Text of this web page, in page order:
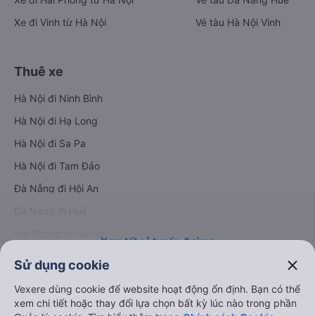
Xe đi Vinh từ Hà Nội
Vé tàu Hà Nội Vinh
Thuê xe
Hà Nội đi Ninh Bình
Hà Nội đi Hạ Long
Hà Nội đi Sa Pa
Hà Nội đi Tam Đảo
Đà Nẵng đi Hội An
Xem tất cả tuyến đường
Sử dụng cookie close
Vexere dùng cookie để website hoạt động ổn định. Bạn có thể
xem chi tiết hoặc thay đổi lựa chọn bất kỳ lúc nào trong phần